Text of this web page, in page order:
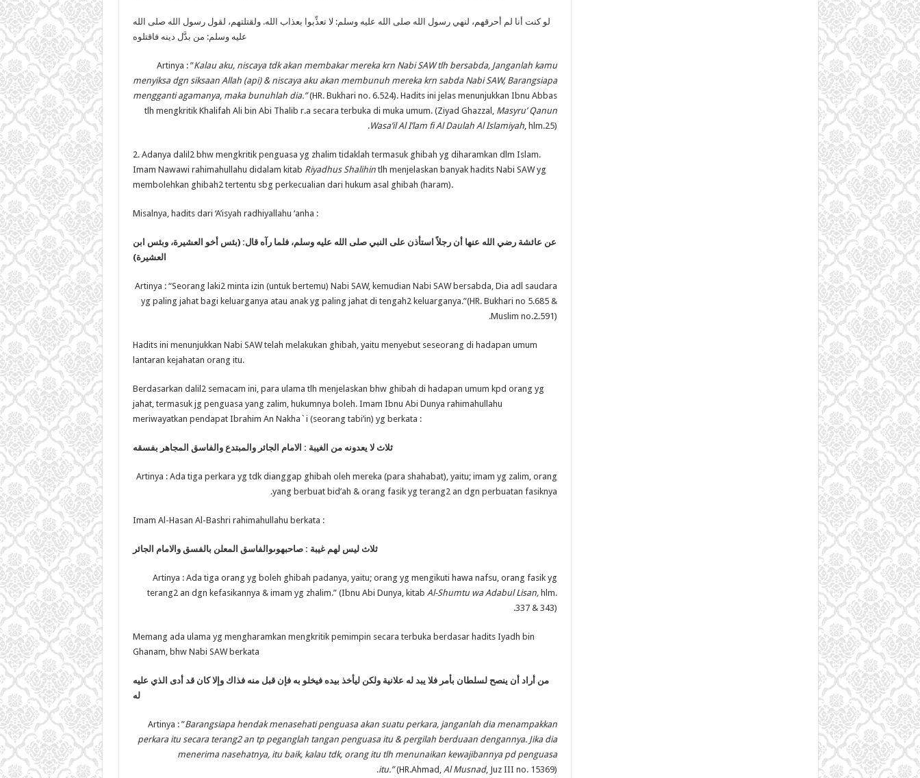
لو كنت أنا لم أحرقهم، لنهي رسول الله صلى الله عليه وسلم: لا تعذِّبوا بعذاب الله. ولقتلتهم، لقول رسول الله صلى الله
عليه وسلم: من بدَّل دينه فاقتلوه
Artinya : ”Kalau aku, niscaya tdk akan membakar mereka krn Nabi SAW tlh bersabda, Janganlah kamu
menyiksa dgn siksaan Allah (api) & niscaya aku akan membunuh mereka krn sabda Nabi SAW, Barangsiapa
mengganti agamanya, maka bunuhlah dia.”(HR. Bukhari no. 6.524). Hadits ini jelas menunjukkan Ibnu Abbas
tlh mengkritik Khalifah Ali bin Abi Thalib r.a secara terbuka di muka umum. (Ziyad Ghazzal, Masyru’ Qanun
Wasa’il Al I’lam fi Al Daulah Al Islamiyah, hlm.25).
2. Adanya dalil2 bhw mengkritik penguasa yg zhalim tidaklah termasuk ghibah yg diharamkan dlm Islam.
Imam Nawawi rahimahullahu didalam kitab Riyadhus Shalihintlh menjelaskan banyak hadits Nabi SAW yg
membolehkan ghibah2 tertentu sbg perkecualian dari hukum asal ghibah (haram).
Misalnya, hadits dari ‘A’isyah radhiyallahu ‘anha :
عن عائشة رضي الله عنها أن رجلاً استأذن على النبي صلى الله عليه وسلم، فلما رآه قال: (بئس أخو العشيرة، وبئس ابن
العشيرة)
Artinya : “Seorang laki2 minta izin (untuk bertemu) Nabi SAW, kemudian Nabi SAW bersabda, Dia adl saudara
yg paling jahat bagi keluarganya atau anak yg paling jahat di tengah2 keluarganya.”(HR. Bukhari no 5.685 &
Muslim no.2.591).
Hadits ini menunjukkan Nabi SAW telah melakukan ghibah, yaitu menyebut seseorang di hadapan umum
lantaran kejahatan orang itu.
Berdasarkan dalil2 semacam ini, para ulama tlh menjelaskan bhw ghibah di hadapan umum kpd orang yg
jahat, termasuk jg penguasa yang zalim, hukumnya boleh. Imam Ibnu Abi Dunya rahimahullahu
meriwayatkan pendapat Ibrahim An Nakha`i (seorang tabi’in) yg berkata :
ثلاث لا يعدونه من الغيبة : الامام الجائر والمبتدع والفاسق المجاهر بفسقه
Artinya : Ada tiga perkara yg tdk dianggap ghibah oleh mereka (para shahabat), yaitu; imam yg zalim, orang
yang berbuat bid’ah & orang fasik yg terang2 an dgn perbuatan fasiknya.
Imam Al-Hasan Al-Bashri rahimahullahu berkata :
ثلاث ليس لهم غيبة : صاحبهوىوالفاسق المعلن بالفسق والامام الجائر
Artinya : Ada tiga orang yg boleh ghibah padanya, yaitu; orang yg mengikuti hawa nafsu, orang fasik yg
terang2 an dgn kefasikannya & imam yg zhalim.” (Ibnu Abi Dunya, kitab Al-Shumtu wa Adabul Lisan,hlm.
337 & 343).
Memang ada ulama yg mengharamkan mengkritik pemimpin secara terbuka berdasar hadits Iyadh bin
Ghanam, bhw Nabi SAW berkata
من أراد أن ينصح لسلطان بأمر فلا يبد له علانية ولكن ليأخذ بيده فيخلو به فإن قبل منه فذاك وإلا كان قد أدى الذي عليه
له
Artinya : ”Barangsiapa hendak menasehati penguasa akan suatu perkara, janganlah dia menampakkan
perkara itu secara terang2 an tp peganglah tangan penguasa itu & pergilah berduaan dengannya. Jika dia
menerima nasehatnya, itu baik, kalau tdk, orang itu tlh menunaikan kewajibannya pd penguasa
itu.”(HR.Ahmad, Al Musnad, Juz III no. 15369).